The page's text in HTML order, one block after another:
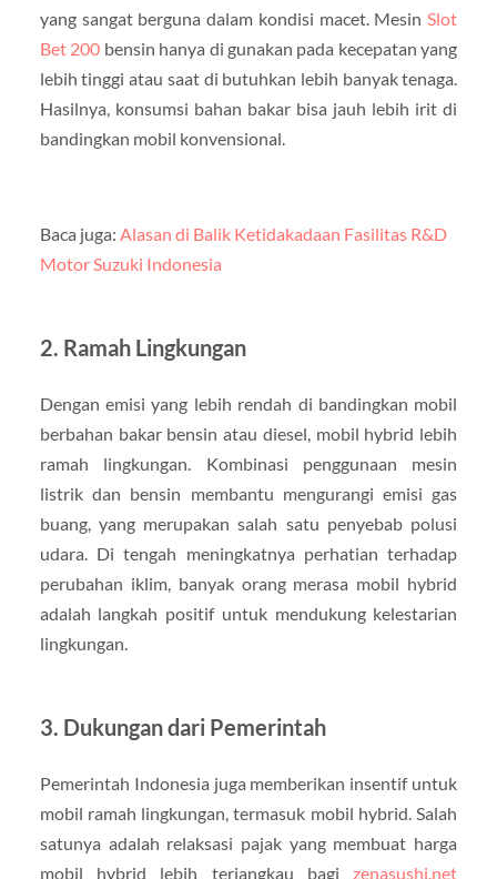
yang sangat berguna dalam kondisi macet. Mesin Slot
Bet 200 bensin hanya di gunakan pada kecepatan yang
lebih tinggi atau saat di butuhkan lebih banyak tenaga.
Hasilnya, konsumsi bahan bakar bisa jauh lebih irit di
bandingkan mobil konvensional.
Baca juga: Alasan di Balik Ketidakadaan Fasilitas R&D
Motor Suzuki Indonesia
2. Ramah Lingkungan
Dengan emisi yang lebih rendah di bandingkan mobil
berbahan bakar bensin atau diesel, mobil hybrid lebih
ramah lingkungan. Kombinasi penggunaan mesin
listrik dan bensin membantu mengurangi emisi gas
buang, yang merupakan salah satu penyebab polusi
udara. Di tengah meningkatnya perhatian terhadap
perubahan iklim, banyak orang merasa mobil hybrid
adalah langkah positif untuk mendukung kelestarian
lingkungan.
3. Dukungan dari Pemerintah
Pemerintah Indonesia juga memberikan insentif untuk
mobil ramah lingkungan, termasuk mobil hybrid. Salah
satunya adalah relaksasi pajak yang membuat harga
mobil hybrid lebih terjangkau bagizenasushi.net